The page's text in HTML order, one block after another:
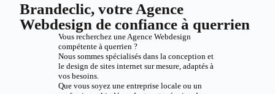
Brandeclic, votre Agence
Webdesign de confiance à querrien
Vous recherchez une Agence Webdesign
compétente à querrien ?
Nous sommes spécialisés dans la conception et
le design de sites internet sur mesure, adaptés à
vos besoins.
Que vous soyez une entreprise locale ou un